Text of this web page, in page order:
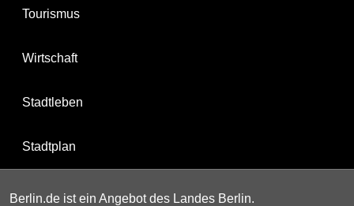
Tourismus
Wirtschaft
Stadtleben
Stadtplan
Berlin.de ist ein Angebot des Landes Berlin.